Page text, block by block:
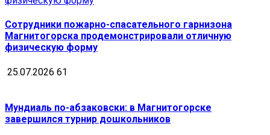
Сотрудники пожарно-спасательного гарнизона
Магнитогорска продемонстрировали отличную
физическую форму
25.07.2026 61
Мундиаль по-абзаковски: в Магнитогорске
завершился турнир дошкольников